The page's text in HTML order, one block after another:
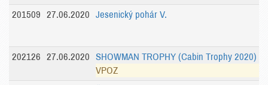
201509 27.06.2020 Jesenický pohár V.
202126 27.06.2020
SHOWMAN TROPHY (Cabin Trophy 2020)
VPOZ